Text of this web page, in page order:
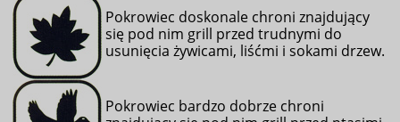
Pokrowiec doskonale chroni znajdujący
się pod nim grill przed trudnymi do
usunięcia żywicami, liśćmi i sokami drzew.
Pokrowiec bardzo dobrze chroni